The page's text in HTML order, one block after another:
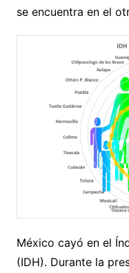
se encuentra en el
México cayó en el
(IDH). Durante la